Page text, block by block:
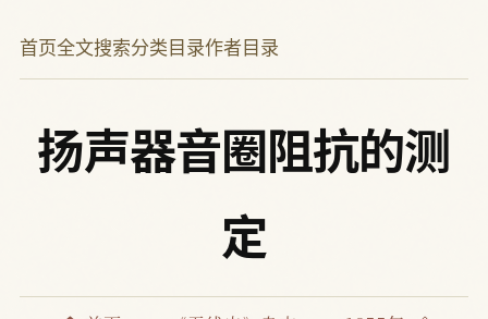
首页全文搜索分类目录作者目录
扬声器音圈阻抗的测
定